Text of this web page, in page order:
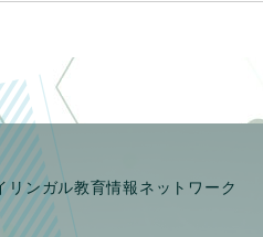
リンガル教育情報ネットワーク